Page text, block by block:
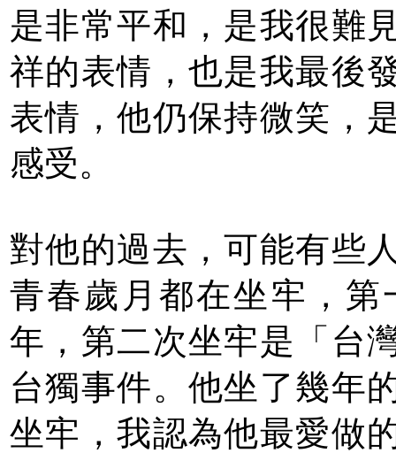
是非常平和，是我很難
祥的表情，也是我最後
表情，他仍保持微笑，
感受。
對他的過去，可能有些
青春歲月都在坐牢，
年，第二次坐牢是「台
台獨事件。他坐了幾年
坐牢，我認為他最愛做